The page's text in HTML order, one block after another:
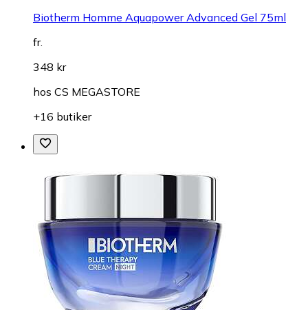
Biotherm Homme Aquapower Advanced Gel 75ml
fr.
348 kr
hos CS MEGASTORE
+16 butiker